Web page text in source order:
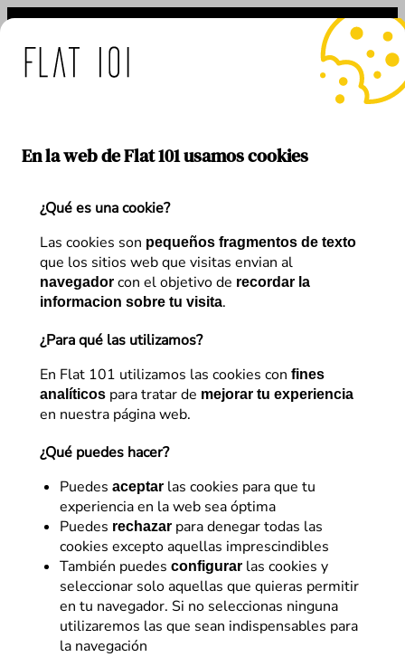
En la web de Flat 101 usamos cookies
¿Qué es una cookie?
Las cookies son pequeños fragmentos de texto
que los sitios web que visitas envian al
navegador con el objetivo de recordar la
informacion sobre tu visita.
¿Para qué las utilizamos?
En Flat 101 utilizamos las cookies con fines
analíticos para tratar de mejorar tu experiencia
en nuestra página web.
¿Qué puedes hacer?
Puedes aceptar las cookies para que tu
experiencia en la web sea óptima
Puedes rechazar para denegar todas las
cookies excepto aquellas imprescindibles
También puedes configurar las cookies y
seleccionar solo aquellas que quieras permitir
en tu navegador. Si no seleccionas ninguna
utilizaremos las que sean indispensables para
la navegación
Saltar
contenido
Autor:Max Sánchez
Artículos de Max Sánchez
SEO
Estrategias SEO en tiempos